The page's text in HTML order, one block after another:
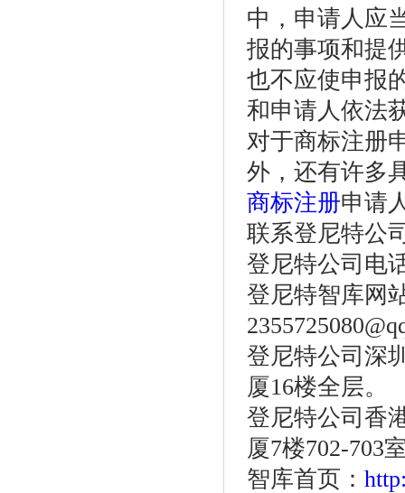
中，申请人应
报的事项和提
也不应使申报
和申请人依法
对于商标注册
外，还有许多
商标注册申请
联系登尼特公
登尼特公司电
登尼特智库网
登尼特公司深
厦16楼全层。
登尼特公司香
厦7楼702-703
智库首页：